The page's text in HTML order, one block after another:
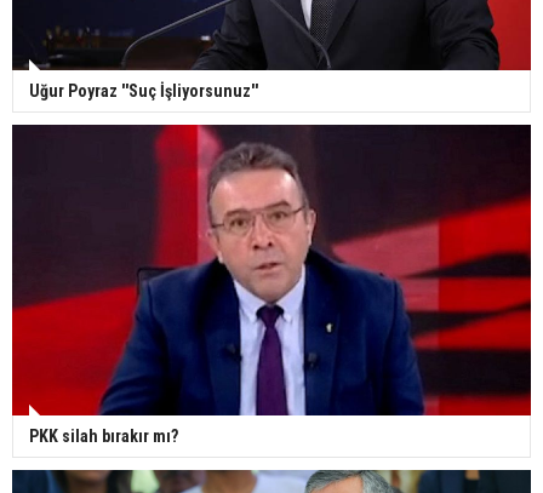
Uğur Poyraz ''Suç İşliyorsunuz''
PKK silah bırakır mı?